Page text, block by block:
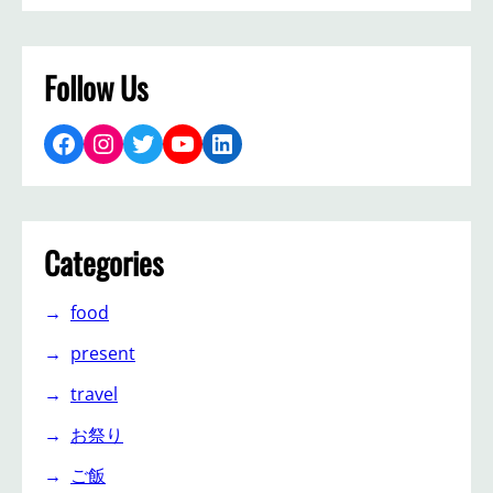
Follow Us
Facebook Instagram Twitter YouTube LinkedIn
Categories
food
present
travel
お祭り
ご飯